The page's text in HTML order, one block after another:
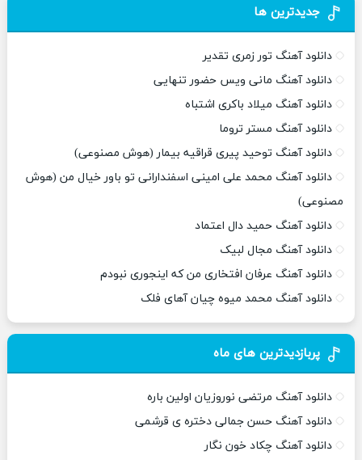
جدیدترین ها
دانلود آهنگ تور زمری تقدیر
دانلود آهنگ مانی ویس حضور تنهایی
دانلود آهنگ میلاد باکری اشتباه
دانلود آهنگ مستر تروما
دانلود آهنگ توحید پیری قراقیه بیمار (هوش مصنوعی)
دانلود آهنگ محمد علی امینی اسفندارانی تو باور خیال من (هوش
مصنوعی)
دانلود آهنگ حمید دال اعتماد
دانلود آهنگ مجال لبیک
دانلود آهنگ عرفان افتخاری من که اینجوری نبودم
دانلود آهنگ محمد میوه چیان آهای فلک
پربازدیدترین های ماه
دانلود آهنگ مرتضی نوروزیان اولین باره
دانلود آهنگ حسن جمالی دختره ی قرشمی
دانلود آهنگ چکاد خون نگار